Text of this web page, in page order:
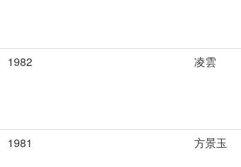
1982 凌雲
1981 方景玉